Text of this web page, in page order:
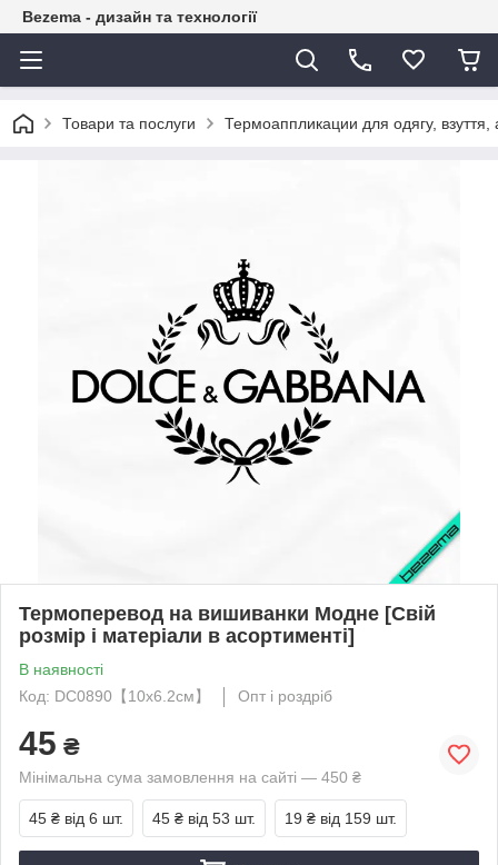
Bezema - дизайн та технології
Товари та послуги Термоаппликации для одягу, взуття,
Термоперевод на вишиванки Модне [Свій
розмір і матеріали в асортименті]
В наявності
Код: DC0890【10x6.2см】
Опт і роздріб
45 ₴
Мінімальна сума замовлення на сайті — 450 ₴
45 ₴ від 6 шт. 45 ₴ від 53 шт. 19 ₴ від 159 шт.